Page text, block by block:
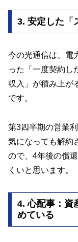
3. 安定した「
今の光通信は、電
った「一度契約し
収入」が積み上が
です。
第3四半期の営業
気になっても解約
ので、4年後の償
くいと思います。
4. 心配事：資
めている